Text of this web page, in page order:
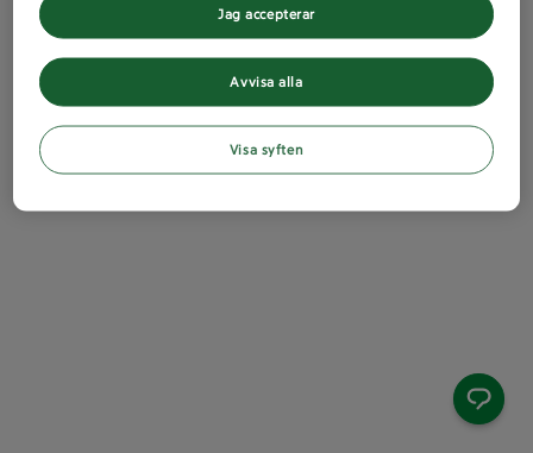
Avvisa alla
Jag accepterar
Visa syften